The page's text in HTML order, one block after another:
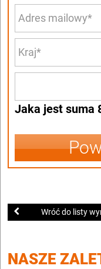
Jaka jest suma
Wróć do listy
NASZE